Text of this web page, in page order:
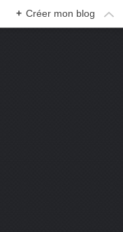
+ Créer mon blog